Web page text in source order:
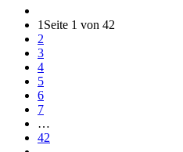
1 Seite 1 von 42
2
3
4
5
6
7
…
42